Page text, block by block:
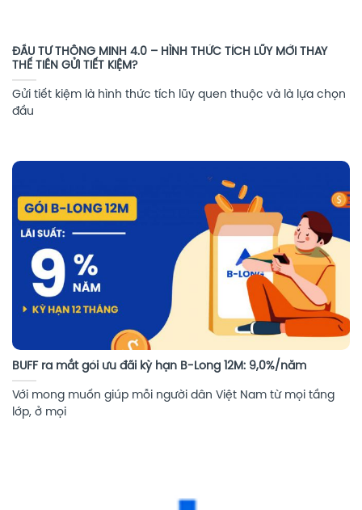
ĐẦU TƯ THÔNG MINH 4.0 – HÌNH THỨC TÍCH LŨY MỚI THAY
THẾ TIỀN GỬI TIẾT KIỆM?
Gửi tiết kiệm là hình thức tích lũy quen thuộc và là lựa chọn
đầu
BUFF ra mắt gói ưu đãi kỳ hạn B-Long 12M: 9,0%/năm
Với mong muốn giúp mỗi người dân Việt Nam từ mọi tầng
lớp, ở mọi